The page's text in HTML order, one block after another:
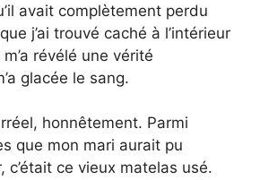
avait complètement perdu
j’ai trouvé caché à l’intérieur
révélé une vérité
glacée le sang.
honnêtement. Parmi
que mon mari aurait pu
c’était ce vieux matelas usé.